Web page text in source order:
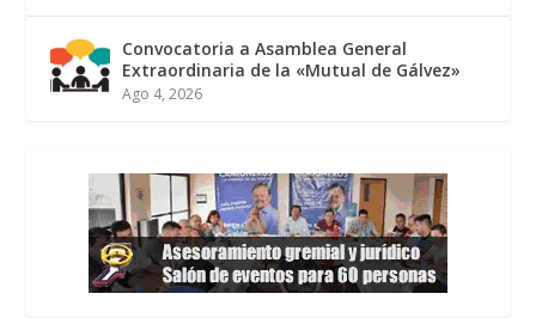
Convocatoria a Asamblea General
Extraordinaria de la «Mutual de Gálvez»
Ago 4, 2026